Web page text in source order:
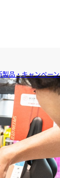
製品・キャンペーン